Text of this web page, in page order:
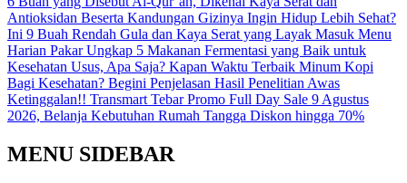
Antioksidan Beserta Kandungan Gizinya Ingin Hidup Lebih Sehat?
Ini 9 Buah Rendah Gula dan Kaya Serat yang Layak Masuk Menu
Harian Pakar Ungkap 5 Makanan Fermentasi yang Baik untuk
Kesehatan Usus, Apa Saja? Kapan Waktu Terbaik Minum Kopi
Bagi Kesehatan? Begini Penjelasan Hasil Penelitian Awas
Ketinggalan!! Transmart Tebar Promo Full Day Sale 9 Agustus
2026, Belanja Kebutuhan Rumah Tangga Diskon hingga 70%
MENU SIDEBAR